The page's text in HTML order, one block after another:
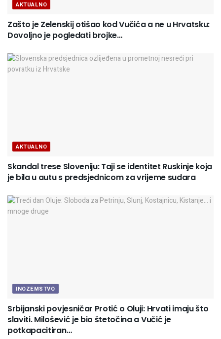
AKTUALNO
Zašto je Zelenskij otišao kod Vučića a ne u Hrvatsku:
Dovoljno je pogledati brojke…
AKTUALNO
Skandal trese Sloveniju: Taji se identitet Ruskinje koja
je bila u autu s predsjednicom za vrijeme sudara
INOZEMSTVO
Srbijanski povjesničar Protić o Oluji: Hrvati imaju što
slaviti. Milošević je bio štetočina a Vučić je
potkapacitiran…